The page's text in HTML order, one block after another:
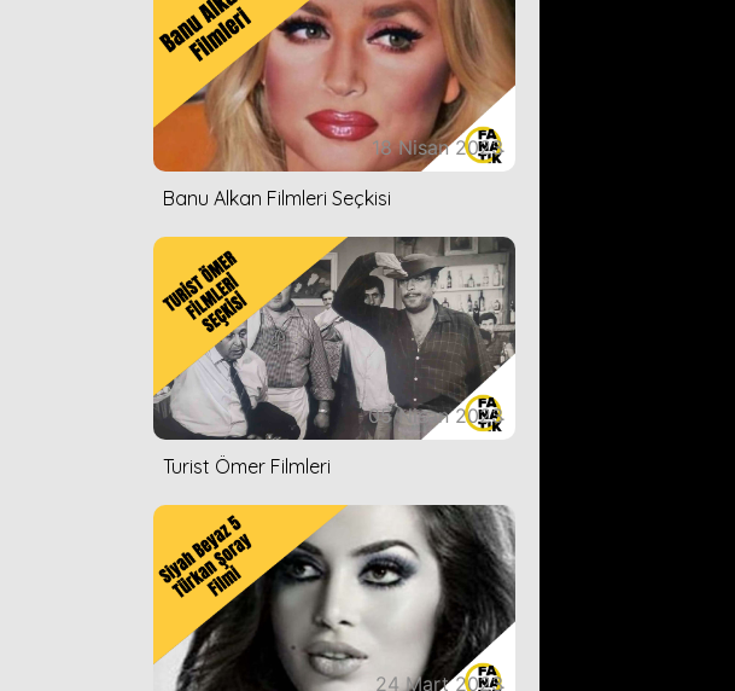
18 Nisan 2023
Banu Alkan Filmleri Seçkisi
05 Nisan 2023
Turist Ömer Filmleri
24 Mart 2023